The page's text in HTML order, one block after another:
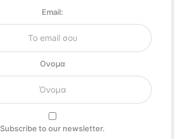
Email:
Oνομα
Subscribe to our newsletter.